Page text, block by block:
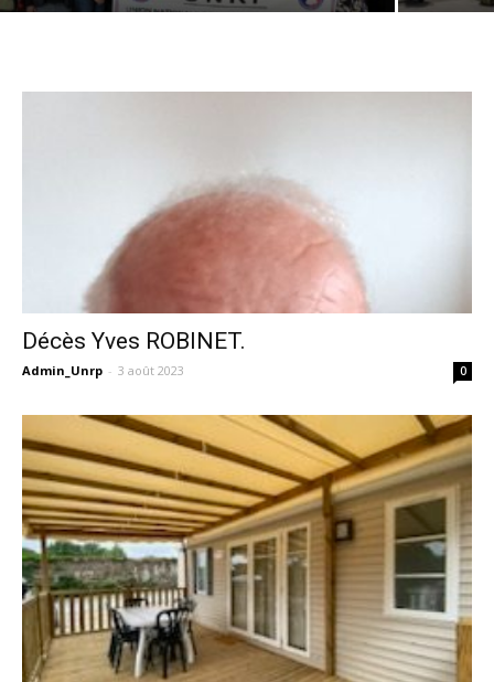
Décès Yves ROBINET.
Admin_Unrp - 3 août 2023 0